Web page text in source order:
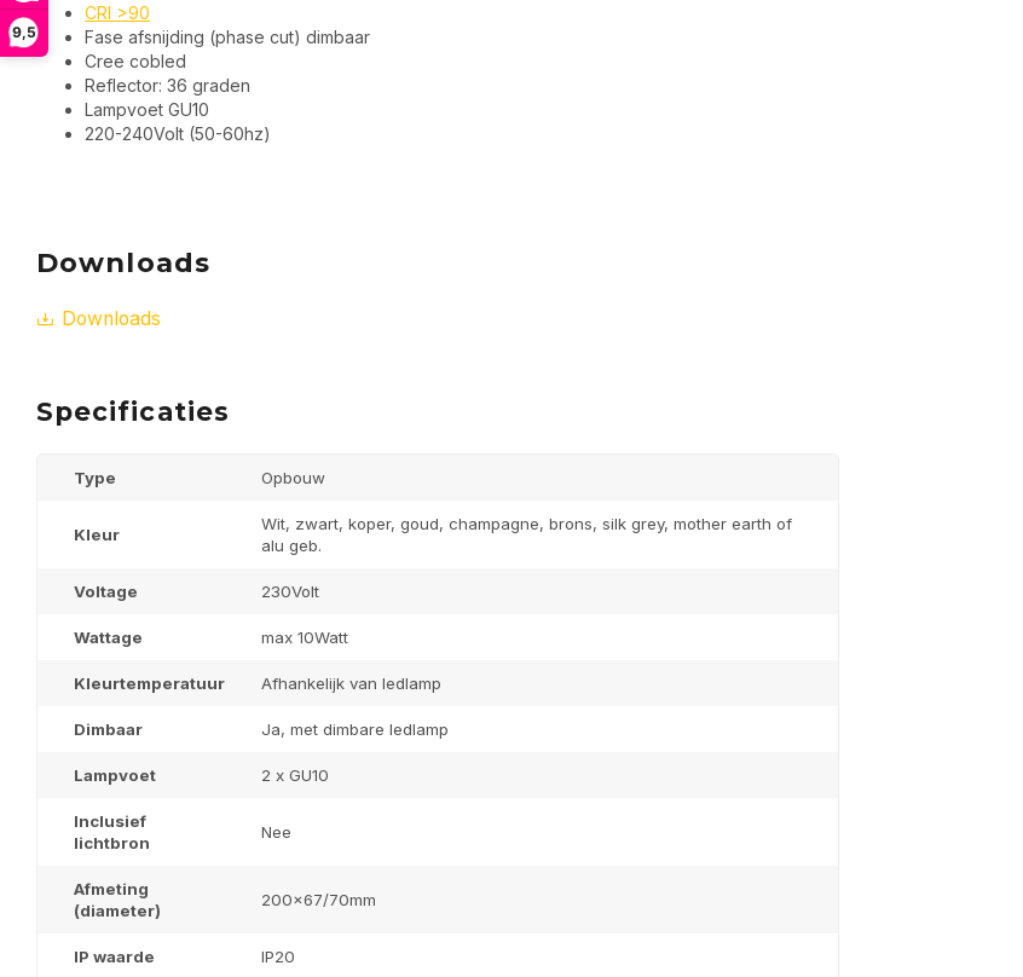
9,5
CRI >90
Fase afsnijding (phase cut) dimbaar
Cree cobled
Reflector: 36 graden
Lampvoet GU10
220-240Volt (50-60hz)
Downloads
Downloads
Specificaties
Type Opbouw
Kleur
Wit, zwart, koper, goud, champagne, brons, silk grey, mother earth of
alu geb.
Voltage 230Volt
Wattage max 10Watt
Kleurtemperatuur Afhankelijk van ledlamp
Dimbaar Ja, met dimbare ledlamp
Lampvoet 2 x GU10
Inclusief
lichtbron
Nee
Afmeting
(diameter)
200x67/70mm
IP waarde IP20